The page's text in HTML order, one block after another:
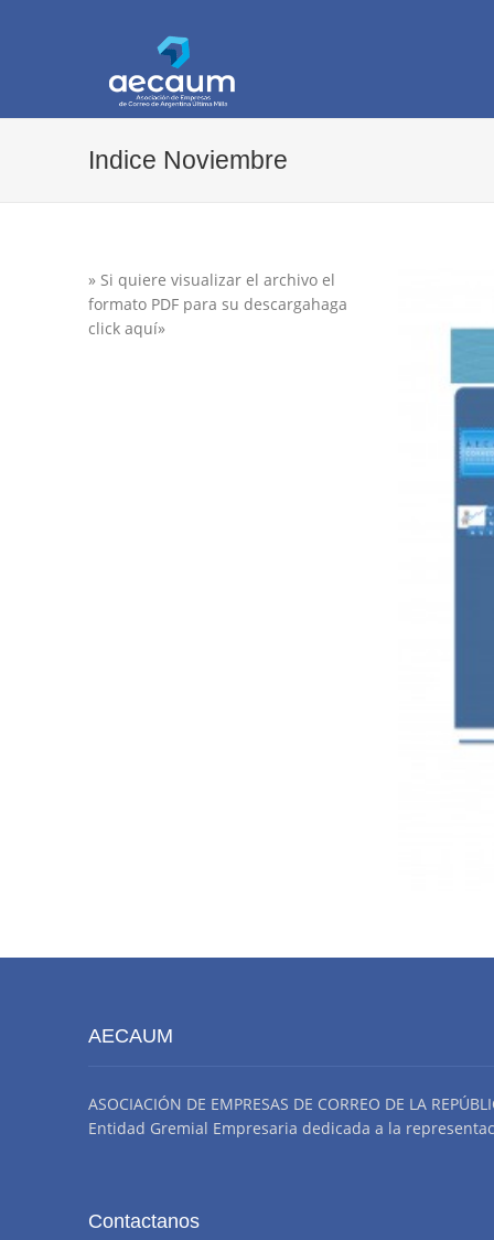
Indice Noviembre
» Si quiere visualizar el archivo el
formato PDF para su descargahaga
click aquí»
AECAUM
ASOCIACIÓN DE EMPRESAS DE CORREO DE LA
Entidad Gremial Empresaria dedicada a la
Contactanos